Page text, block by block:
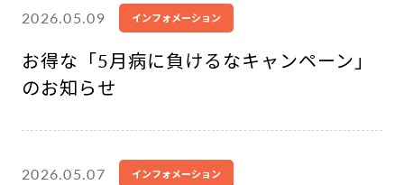
2026.05.09 インフォメーション
お得な「5月病に負けるなキャンペーン」
のお知らせ
2026.05.07 インフォメーション